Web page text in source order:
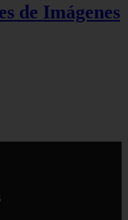
de Imágenes